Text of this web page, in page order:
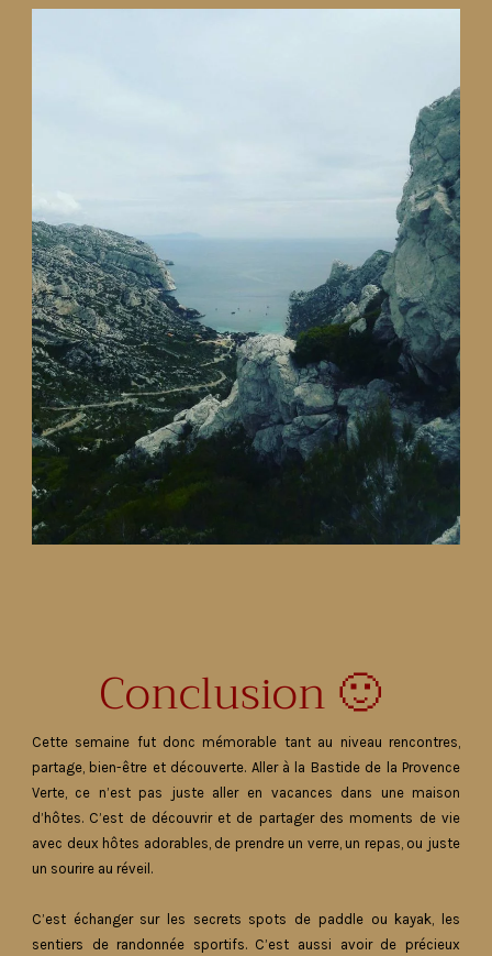
Conclusion 🙂
Cette semaine fut donc mémorable tant au niveau rencontres,
partage, bien-être et découverte. Aller à la Bastide de la Provence
Verte, ce n’est pas juste aller en vacances dans une maison
d’hôtes. C’est de découvrir et de partager des moments de vie
avec deux hôtes adorables, de prendre un verre, un repas, ou juste
un sourire au réveil.
C’est échanger sur les secrets spots de paddle ou kayak, les
sentiers de randonnée sportifs. C’est aussi avoir de précieux